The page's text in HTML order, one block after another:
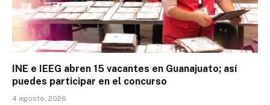
INE e IEEG abren 15 vacantes en Guanajuato; así
puedes participar en el concurso
4 agosto, 2026